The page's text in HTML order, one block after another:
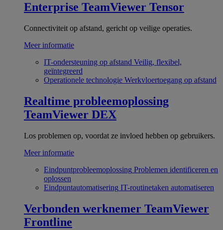
Enterprise TeamViewer Tensor
Connectiviteit op afstand, gericht op veilige operaties.
Meer informatie
IT-ondersteuning op afstand Veilig, flexibel,
geïntegreerd
Operationele technologie Werkvloertoegang op afstand
Realtime probleemoplossing
TeamViewer DEX
Los problemen op, voordat ze invloed hebben op gebruikers.
Meer informatie
Eindpuntprobleemoplossing Problemen identificeren en
oplossen
Eindpuntautomatisering IT-routinetaken automatiseren
Verbonden werknemer TeamViewer
Frontline